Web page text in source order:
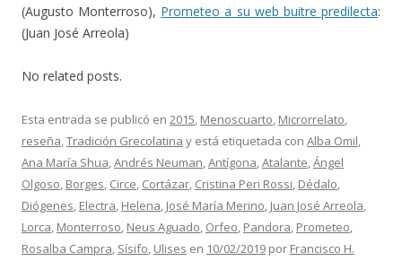
(Augusto Monterroso), Prometeo a su web buitre predilecta:
(Juan José Arreola)
No related posts.
Esta entrada se publicó en 2015, Menoscuarto, Microrrelato,
reseña,Tradición Grecolatina y está etiquetada con Alba Omil,
Ana María Shua,Andrés Neuman,Antígona,Atalante,Ángel
Olgoso, Borges, Circe, Cortázar, Cristina Peri Rossi, Dédalo,
Diógenes, Electra, Helena, José María Merino, Juan José Arreola,
Lorca, Monterroso, Neus Aguado, Orfeo, Pandora, Prometeo,
Rosalba Campra, Sísifo, Ulises en 10/02/2019 por Francisco H.